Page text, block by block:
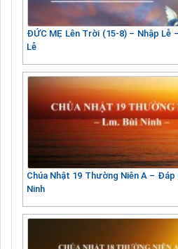
ĐỨC MẸ Lên Trời (15-8) – Nhập Lễ
Lễ
Chúa Nhật 19 Thường Niên A – Đáp
Ninh